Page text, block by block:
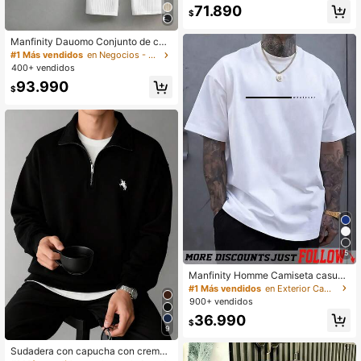
Manfinity Dauomo Conjunto de ca
misa de manga corta y pantalones
con estampado minimalista para ho
#1 Más vendidos
en Negocios - Desplazamientos de negocios Conjunto
400+ vendidos
$93.990
9
Sudadera con capucha con cremall
era y otoño, para otoño, para él
$71.890
5
Manfinity Homme Camiseta casual
de manga corta, cuello redondo, aju
stada, con gráfico de letras impres
#1 Más vendidos
en Exterior Camisetas de hombre
900+ vendidos
$36.990